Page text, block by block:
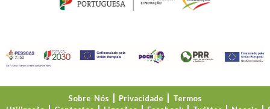
Sobre Nós Privacidade
Termos